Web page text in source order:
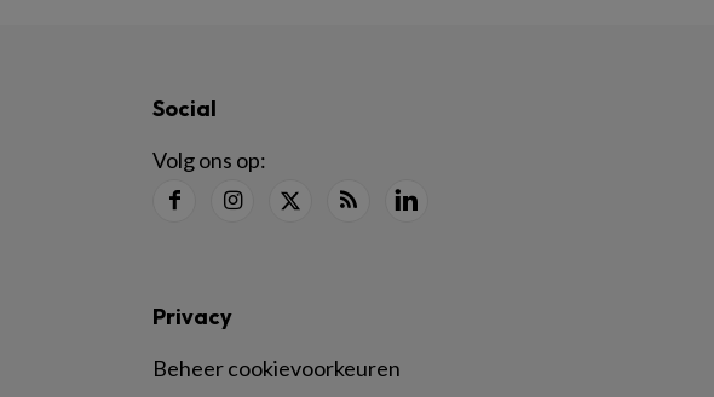
Social
Volg ons op:
Privacy
Beheer cookievoorkeuren